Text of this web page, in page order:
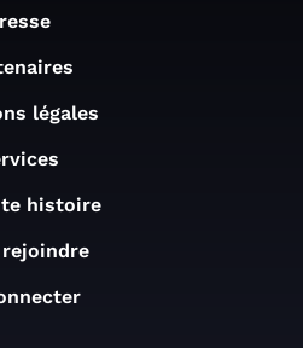
légales
histoire
rejoindre